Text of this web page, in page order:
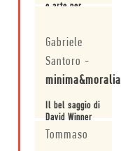
e arte per
totaalvoetbal,
il Calcio
Totale: dagli
inizi alla sua
alla sua
influenza sul
Gabriele
Santoro -
minima&moralia
Il bel saggio di
David Winner
si intreccia in
modo
Tommaso